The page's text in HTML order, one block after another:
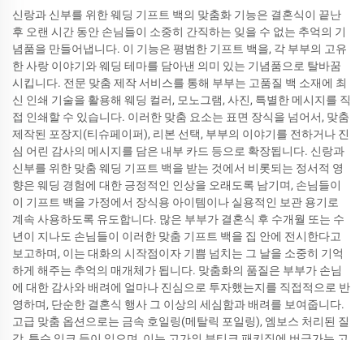
신랑과 신부를 위한 웨딩 기프트 백의 맞춤화 기능은 결혼식이 끝난
후 오랜 시간 동안 손님들이 소중히 간직하는 잊을 수 없는 추억의 기
념품을 만들어냅니다. 이 기능은 평범한 기프트 백을, 각 부부의 고유
한 사랑 이야기와 웨딩 테마를 담아낸 의미 있는 기념품으로 탈바꿈
시킵니다. 전문 맞춤 제작 서비스를 통해 부부는 고품질 백 소재에 최
신 인쇄 기술을 활용해 웨딩 컬러, 모노그램, 사진, 특별한 메시지를 직
접 인쇄할 수 있습니다. 이러한 맞춤 요소는 표면 장식을 넘어서, 맞춤
제작된 포장지(티슈페이퍼), 리본 선택, 부부의 이야기를 전하거나 진
심 어린 감사의 메시지를 담은 내부 카드 등으로 확장됩니다. 신랑과
신부를 위한 맞춤 웨딩 기프트 백을 받는 것에서 비롯되는 정서적 영
향은 웨딩 경험에 대한 긍정적인 인상을 오래도록 남기며, 손님들이
이 기프트 백을 가정에서 장식용 아이템이나 실용적인 보관 용기로
계속 사용하도록 유도합니다. 많은 부부가 결혼식 후 수개월 또는 수
년이 지나도 손님들이 이러한 맞춤 기프트 백을 집 안에 전시한다고
보고하며, 이는 대화의 시작점이자 기쁨 넘치는 그 날을 소중히 기억
하게 해주는 추억의 매개체가 됩니다. 맞춤화의 품질은 부부가 손님
에 대한 감사와 배려에 얼마나 진심으로 투자했는지를 직접적으로 반
영하며, 단순한 결혼식 행사 그 이상의 세심함과 배려를 보여줍니다.
고급 맞춤 옵션으로는 금속 호일링(메탈릭 포일링), 엠보스 처리된 질